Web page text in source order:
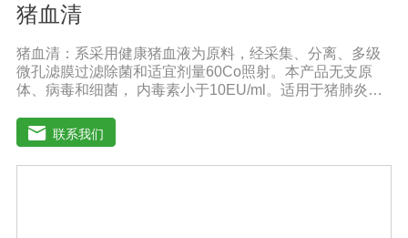
猪血清
猪血清：系采用健康猪血液为原料，经采集、分离、多级
微孔滤膜过滤除菌和适宜剂量60Co照射。本产品无支原
体、病毒和细菌， 内毒素小于10EU/ml。适用于猪肺炎支
和国兽药典》2020版质量标准。规格：500ml/瓶保
存：-15℃―-20℃有效期：5年注意事项：解冻：采用逐
步解冻法（ -20℃→2-8℃→ 室温），可减少沉淀的产生使
联系我们